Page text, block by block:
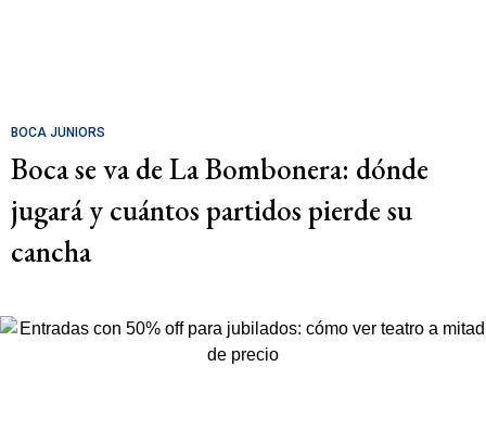
BOCA JUNIORS
Boca se va de La Bombonera: dónde
jugará y cuántos partidos pierde su
cancha